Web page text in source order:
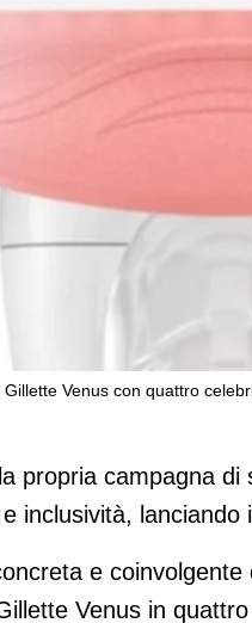
Venus con quattro
Il viaggio di
propria campagna
inclusività, lanciando
e
Venus in